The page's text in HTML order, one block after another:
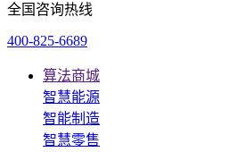
全国咨询热线
400-825-6689
算法商城
智慧能源
智能制造
智慧零售